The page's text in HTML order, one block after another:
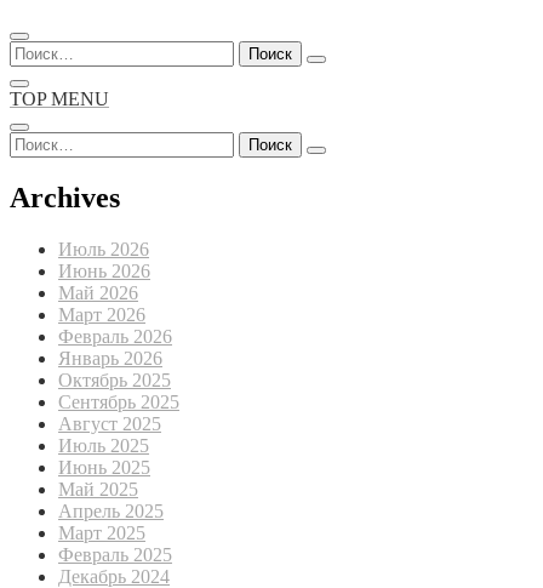
Найти:
TOP MENU
Найти:
Archives
Июль 2026
Июнь 2026
Май 2026
Март 2026
Февраль 2026
Январь 2026
Октябрь 2025
Сентябрь 2025
Август 2025
Июль 2025
Июнь 2025
Май 2025
Апрель 2025
Март 2025
Февраль 2025
Декабрь 2024